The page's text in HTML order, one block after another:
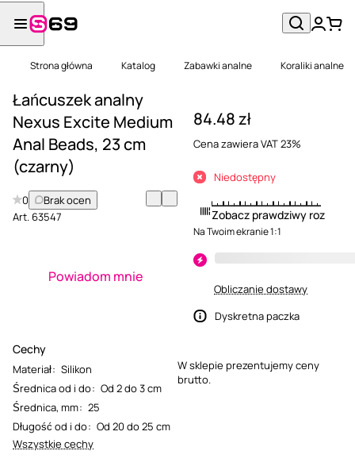
Strona główna Katalog Zabawki analne Koraliki analne
Łańcuszek analny
Nexus Excite Medium
Anal Beads, 23 cm
(czarny)
0
Brak ocen
Art.63547
Powiadom mnie
Cechy
Materiał: Silikon
Średnica od i do: Od 2 do 3 cm
Średnica, mm: 25
Długość od i do: Od 20 do 25 cm
Wszystkie cechy
84.48 zł
Cena zawiera VAT 23%
Niedostępny
Zobacz prawdziwy rozmiar
Na Twoim ekranie 1:1
Obliczanie dostawy
Dyskretna paczka
W sklepie prezentujemy ceny
brutto.